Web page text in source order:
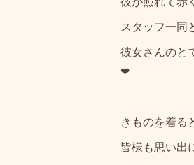
スタッフ一同
彼女さんのと
❤
きものを着る
皆様も思い出